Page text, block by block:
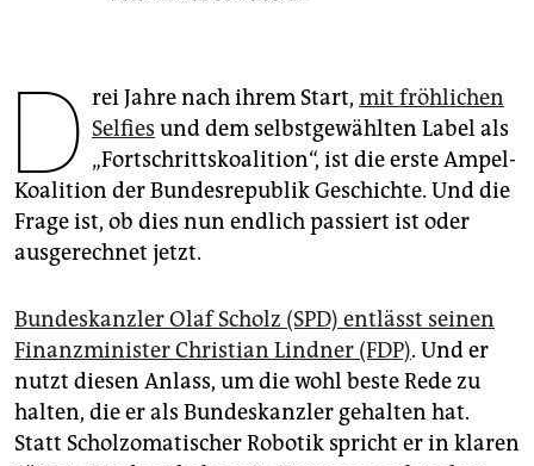
genossenschaft
epaper login
D rei Jahre nach ihrem Start, mit fröhlichen
Selfies und dem selbstgewählten Label als
„Fortschrittskoalition“, ist die erste Ampel-
Koalition der Bundesrepublik Geschichte. Und die
Frage ist, ob dies nun endlich passiert ist oder
ausgerechnet jetzt.
Bundeskanzler Olaf Scholz (SPD) entlässt seinen
Finanzminister Christian Lindner (FDP). Und er
nutzt diesen Anlass, um die wohl beste Rede zu
halten, die er als Bundeskanzler gehalten hat.
Statt Scholzomatischer Robotik spricht er in klaren